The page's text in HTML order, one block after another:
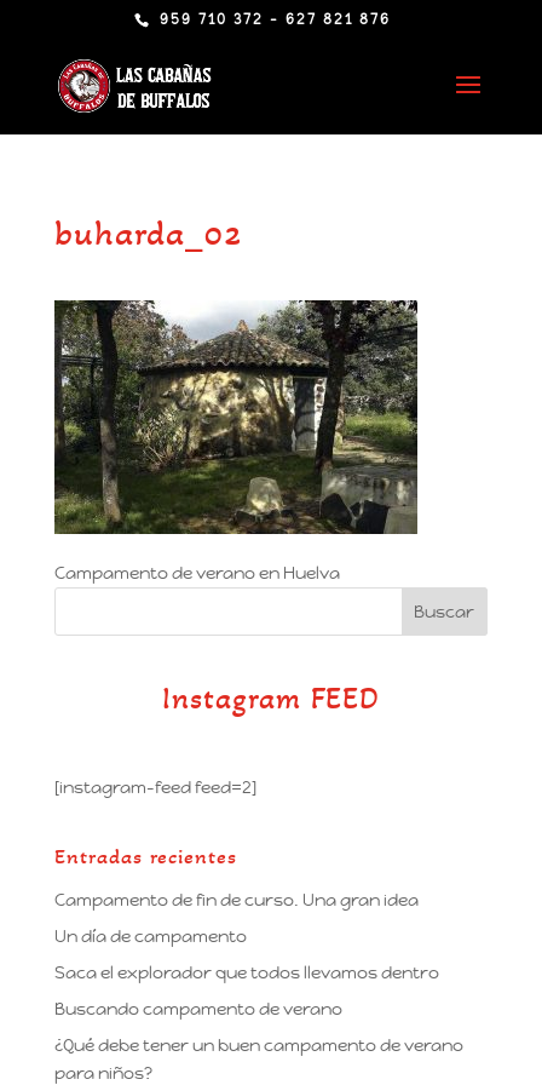
959 710 372 - 627 821 876
buharda_02
Campamento de verano en Huelva
Instagram FEED
[instagram-feed feed=2]
Entradas recientes
Campamento de fin de curso. Una gran idea
Un día de campamento
Saca el explorador que todos llevamos dentro
Buscando campamento de verano
¿Qué debe tener un buen campamento de verano
para niños?